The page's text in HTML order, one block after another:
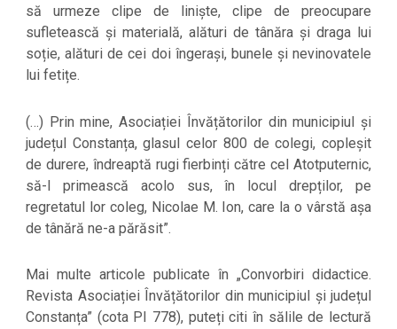
să urmeze clipe de liniște, clipe de preocupare
sufletească și materială, alături de tânăra și draga lui
soție, alături de cei doi îngerași, bunele și nevinovatele
lui fetițe.
(…) Prin mine, Asociației Învățătorilor din municipiul și
județul Constanța, glasul celor 800 de colegi, copleșit
de durere, îndreaptă rugi fierbinți către cel Atotputernic,
să-l primească acolo sus, în locul drepților, pe
regretatul lor coleg, Nicolae M. Ion, care la o vârstă așa
de tânără ne-a părăsit”.
Mai multe articole publicate în „Convorbiri didactice.
Revista Asociației Învățătorilor din municipiul și județul
Constanța” (cota PI 778), puteți citi în sălile de lectură